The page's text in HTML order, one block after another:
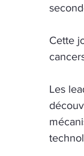
Cette
Les